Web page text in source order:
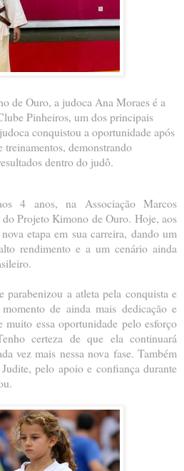
de Ouro, a judoca Ana Moraes é a
Pinheiros, um dos principais
conquistou a oportunidade após
treinamentos, demonstrando
dentro do judô.
4 anos, na Associação Marcos
do Projeto Kimono de Ouro. Hoje, aos
etapa em sua carreira, dando um
rendimento e a um cenário ainda
parabenizou a atleta pela conquista e
de ainda mais dedicação e
muito essa oportunidade pelo esforço
certeza de que ela continuará
vez mais nessa nova fase. Também
pelo apoio e confiança durante